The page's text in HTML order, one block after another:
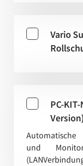
Vario
PC-
Version)
und